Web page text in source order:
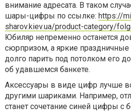
внимание адресата. В таком
шары-цифры по ссылке: https://
sharov.kiev.ua/product-category/
Юбиляр непременно останется
сюрпризом, а яркие праздничные
долго парить под потолком его
об удавшемся банкете.
Аксессуары в виде цифр лучше
другими шариками. Например,
станет сочетание синей цифры